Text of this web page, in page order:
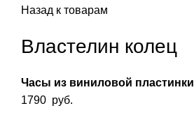
Назад к товарам
Властелин колец
Часы из виниловой пластинки
1790 руб.